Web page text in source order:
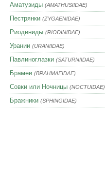
Аматузиды (AMATHUSIIDAE)
Пестрянки (ZYGAENIDAE)
Риодиниды (RIODINIDAE)
Урании (URANIIDAE)
Павлиноглазки (SATURNIIDAE)
Брамеи (BRAHMAEIDAE)
Совки или Ночницы (NOCTUIDAE)
Бражники (SPHINGIDAE)